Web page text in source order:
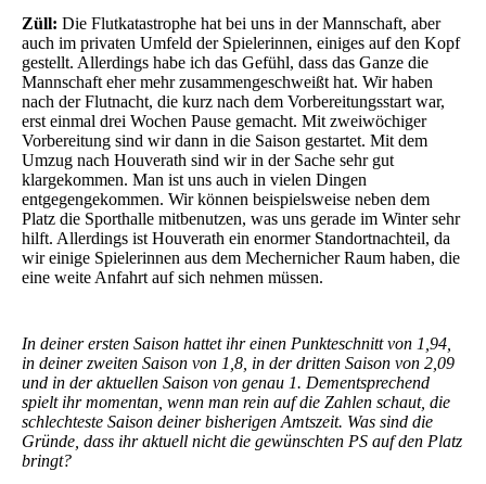
Züll: Die Flutkatastrophe hat bei uns in der Mannschaft, aber
auch im privaten Umfeld der Spielerinnen, einiges auf den Kopf
gestellt. Allerdings habe ich das Gefühl, dass das Ganze die
Mannschaft eher mehr zusammengeschweißt hat. Wir haben
nach der Flutnacht, die kurz nach dem Vorbereitungsstart war,
erst einmal drei Wochen Pause gemacht. Mit zweiwöchiger
Vorbereitung sind wir dann in die Saison gestartet. Mit dem
Umzug nach Houverath sind wir in der Sache sehr gut
klargekommen. Man ist uns auch in vielen Dingen
entgegengekommen. Wir können beispielsweise neben dem
Platz die Sporthalle mitbenutzen, was uns gerade im Winter sehr
hilft. Allerdings ist Houverath ein enormer Standortnachteil, da
wir einige Spielerinnen aus dem Mechernicher Raum haben, die
eine weite Anfahrt auf sich nehmen müssen.
In deiner ersten Saison hattet ihr einen Punkteschnitt von 1,94,
in deiner zweiten Saison von 1,8, in der dritten Saison von 2,09
und in der aktuellen Saison von genau 1. Dementsprechend
spielt ihr momentan, wenn man rein auf die Zahlen schaut, die
schlechteste Saison deiner bisherigen Amtszeit. Was sind die
Gründe, dass ihr aktuell nicht die gewünschten PS auf den Platz
bringt?